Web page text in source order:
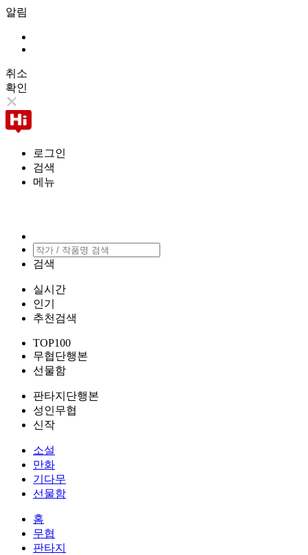
알림
취소
확인
로그인
검색
메뉴
검색
실시간
인기
추천검색
TOP100
무협단행본
선물함
판타지단행본
성인무협
신작
소설
만화
기다무
선물함
홈
무협
판타지